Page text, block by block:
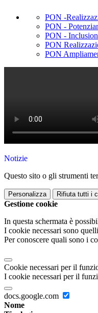
PON -
PON -
PON -
PON
PON
Notizie
Questo sito o gli strumenti
Personalizza Rifiuta tutti i
Gestione cookie
In questa schermata è
I cookie necessari sono
Per conoscere quali sono i
Cookie necessari per il
I cookie necessari per il
docs.google.com
Nome